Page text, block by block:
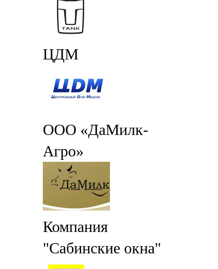
ЦДМ
ООО «ДаМилк-
Агро»
Компания
"Сабинские окна"